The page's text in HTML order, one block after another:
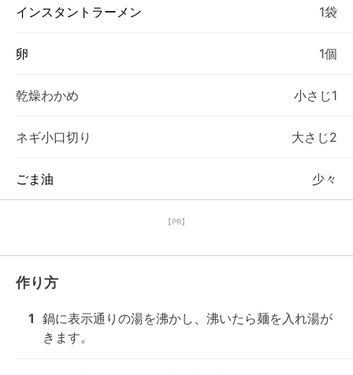
インスタントラーメン 1袋
卵 1個
乾燥わかめ 小さじ1
ネギ小口切り 大さじ2
ごま油 少々
【PR】
作り方
1 鍋に表示通りの湯を沸かし、沸いたら麺を入れ湯が
きます。